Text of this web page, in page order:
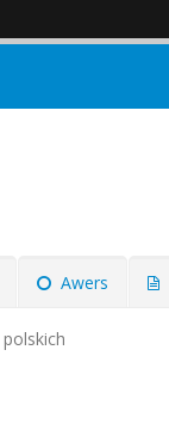
Awers